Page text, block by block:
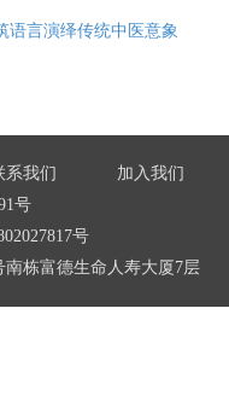
语言演绎传统中医意象
系我们
加入我们
号
号
栋富德生命人寿大厦7层